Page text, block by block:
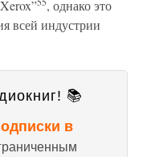
, однако это
всей индустрии
📚
в